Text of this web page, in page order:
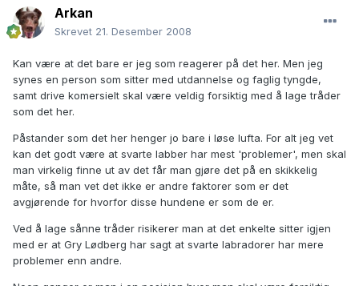
Arkan
Skrevet 21. Desember 2008
Kan være at det bare er jeg som reagerer på det her. Men jeg
synes en person som sitter med utdannelse og faglig tyngde,
samt drive komersielt skal være veldig forsiktig med å lage tråder
som det her.
Påstander som det her henger jo bare i løse lufta. For alt jeg vet
kan det godt være at svarte labber har mest 'problemer', men skal
man virkelig finne ut av det får man gjøre det på en skikkelig
måte, så man vet det ikke er andre faktorer som er det
avgjørende for hvorfor disse hundene er som de er.
Ved å lage sånne tråder risikerer man at det enkelte sitter igjen
med er at Gry Lødberg har sagt at svarte labradorer har mere
problemer enn andre.